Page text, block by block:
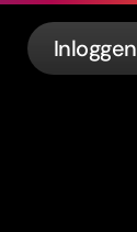
Inloggen